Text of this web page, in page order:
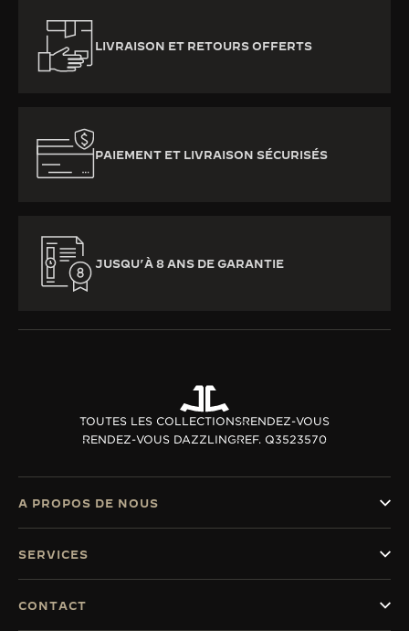
LIVRAISON ET RETOURS OFFERTS
PAIEMENT ET LIVRAISON SÉCURISÉS
JUSQU’À 8 ANS DE GARANTIE
TOUTES LES COLLECTIONSRENDEZ-VOUS
RENDEZ-VOUS DAZZLINGREF. Q3523570
A PROPOS DE NOUS
SERVICES
CONTACT